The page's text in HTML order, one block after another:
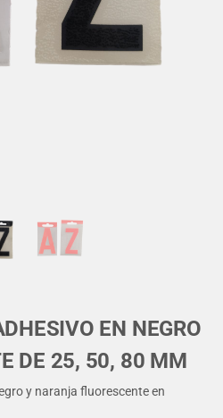
EN NEGRO
DE 25, 50, 80 MM
y naranja fluorescente en